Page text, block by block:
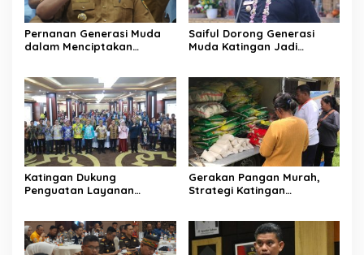
Pernanan Generasi Muda
dalam Menciptakan
Saiful Dorong Generasi
Muda Katingan Jadi
Katingan Dukung
Penguatan Layanan
Gerakan Pangan Murah,
Strategi Katingan